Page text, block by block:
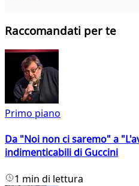
Raccomandati per te
Primo piano
Da "Noi non ci saremo" a
indimenticabili di Guccini
1 min di lettura